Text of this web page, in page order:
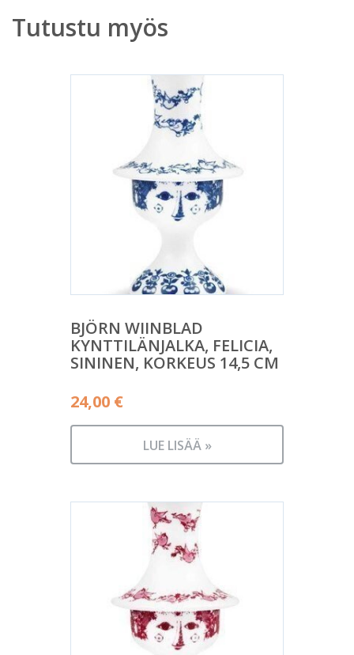
Tutustu myös
BJÖRN WIINBLAD
KYNTTILÄNJALKA, FELICIA,
SININEN, KORKEUS 14,5 CM
24,00 €
LUE LISÄÄ »